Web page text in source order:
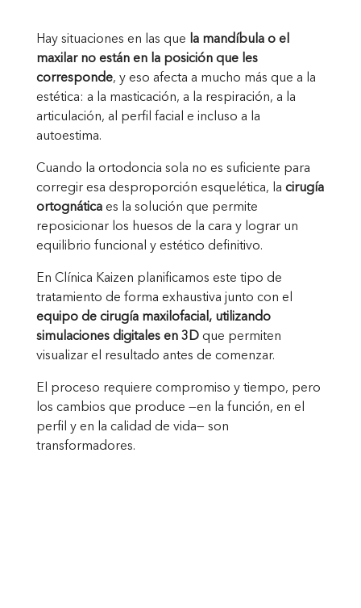
Hay situaciones en las que la mandíbula o el
maxilar no están en la posición que les
corresponde, y eso afecta a mucho más que a la
estética: a la masticación, a la respiración, a la
articulación, al perfil facial e incluso a la
autoestima.
Cuando la ortodoncia sola no es suficiente para
corregir esa desproporción esquelética, la cirugía
ortognáticaes la solución que permite
reposicionar los huesos de la cara y lograr un
equilibrio funcional y estético definitivo.
En Clínica Kaizen planificamos este tipo de
tratamiento de forma exhaustiva junto con el
equipo de cirugía maxilofacial, utilizando
simulaciones digitales en 3Dque permiten
visualizar el resultado antes de comenzar.
El proceso requiere compromiso y tiempo, pero
los cambios que produce —en la función, en el
perfil y en la calidad de vida— son
transformadores.